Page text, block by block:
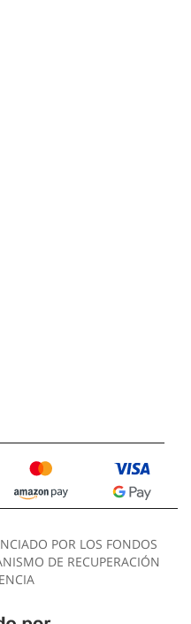
POR LOS FONDOS
DE RECUPERACIÓN